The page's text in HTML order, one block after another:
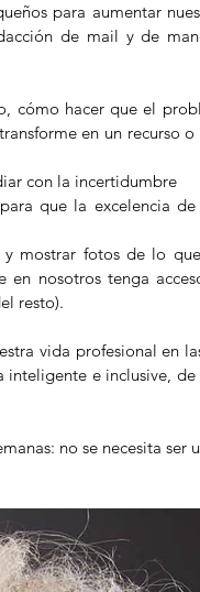
para aumentar
de mail y de
cómo hacer que el
en un recurso o
con la incertidumbre
que la excelencia de
y mostrar fotos de lo
en nosotros tenga
resto).
vida profesional en
inteligente e inclusive, de
no se necesita ser